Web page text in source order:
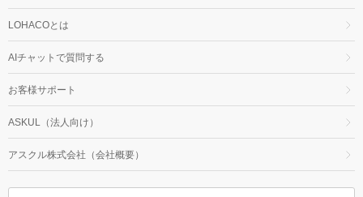
LOHACOとは
AIチャットで質問する
お客様サポート
ASKUL（法人向け）
アスクル株式会社（会社概要）